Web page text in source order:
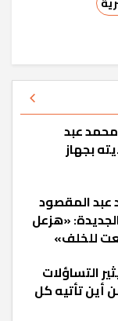
عبد
بجهاز
المقصود
«هزعل
للخلف»
التساؤلات
أين تأتيه كل